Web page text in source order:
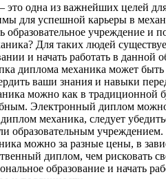
одна из важнейших целей
для успешной карьеры в
образовательное учреждение и
Для таких людей
и начать работать в данной
диплома механика может
ваши знания и навыки
можно как в
Электронный диплом
механика, следует
образовательным
можно за разные цены, в
диплом, чем рисковать
образование и начать